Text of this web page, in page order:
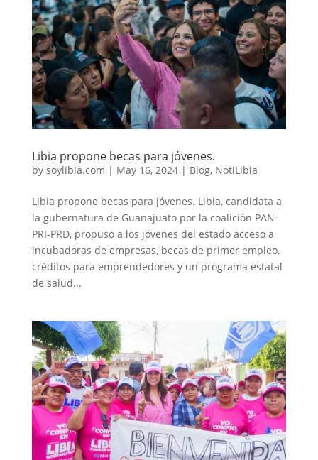
Libia propone becas para jóvenes.
by soylibia.com | May 16, 2024| Blog, NotiLibia
Libia propone becas para jóvenes. Libia, candidata a
la gubernatura de Guanajuato por la coalición PAN-
PRI-PRD, propuso a los jóvenes del estado acceso a
incubadoras de empresas, becas de primer empleo,
créditos para emprendedores y un programa estatal
de salud...